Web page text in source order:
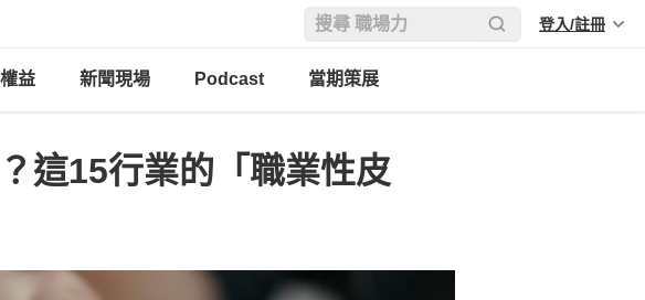
登入/註冊
益 新聞現場 Podcast 當期策展
這15行業的「職業性皮